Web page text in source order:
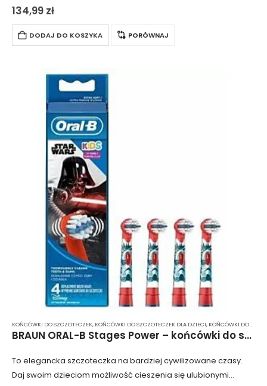
życia. Wyposażone w miękkie włókna, które są bezpieczne dla
dziecięcych zębów i dziąseł. Dostępne z motywem…
134,99 zł
DODAJ DO KOSZYKA PORÓWNAJ
KOŃCÓWKI DO SZCZOTECZEK, KOŃCÓWKI DO SZCZOTECZEK DLA DZIECI, KOŃCÓWKI DO SZCZOTECZKI ELEKTRYCZNEJ
BRAUN ORAL-B Stages Power – końcówki do szczoteczki elektrycznej dla dzieci STAR WARS
To elegancka szczoteczka na bardziej cywilizowane czasy.
Daj swoim dzieciom możliwość cieszenia się ulubionymi